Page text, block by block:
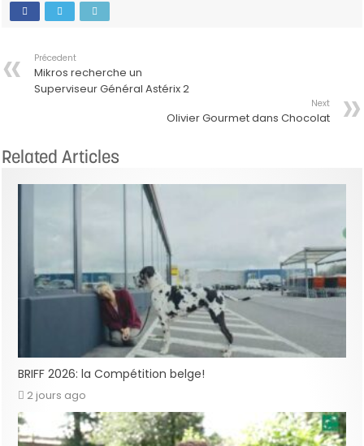
Précedent
Mikros recherche un
Superviseur Général Astérix 2
Next
Olivier Gourmet dans Chocolat
Related Articles
BRIFF 2026: la Compétition belge!
2 jours ago